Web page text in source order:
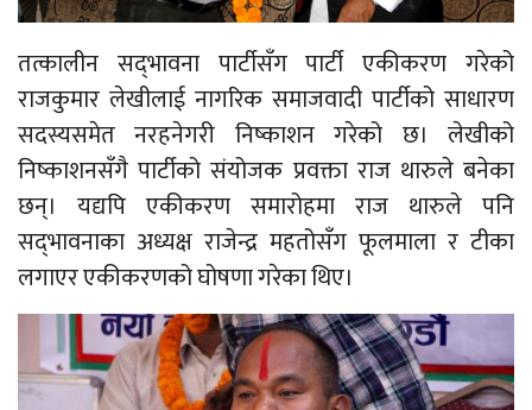
तत्कालीन सद्‍भावना पार्टीसँग पार्टी एकीकरण गरेको
राजकुमार लेखीलाई नागरिक समाजवादी पार्टीको साधारण
सदस्यसमेत नरहनेगरी निष्काशन गरेको छ। लेखीको
निष्काशनसँगै पार्टीको संयोजक प्रवक्ता राज थारुले बनेका
छन्। यद्यपि एकीकरण समारोहमा राज थारुले पनि
सद्‍भावनाका अध्यक्ष राजेन्द्र महतोसँग फूलमाला र टीका
लगाएर एकीकरणको घोषणा गरेका थिए।